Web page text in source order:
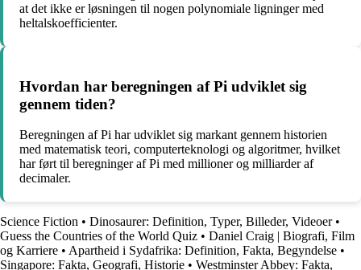
at det ikke er løsningen til nogen polynomiale ligninger med
heltalskoefficienter.
Hvordan har beregningen af Pi udviklet sig
gennem tiden?
Beregningen af Pi har udviklet sig markant gennem historien
med matematisk teori, computerteknologi og algoritmer, hvilket
har ført til beregninger af Pi med millioner og milliarder af
decimaler.
Science Fiction • Dinosaurer: Definition, Typer, Billeder, Videoer•
Guess the Countries of the World Quiz • Daniel Craig | Biografi, Film
og Karriere • Apartheid i Sydafrika: Definition, Fakta, Begyndelse •
Singapore: Fakta, Geografi, Historie • Westminster Abbey: Fakta,